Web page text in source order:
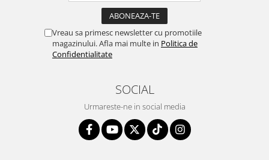
Vreau sa primesc newsletter cu promotiile
magazinului. Afla mai multe in Politica de
Confidentialitate
SOCIAL
Urmareste-ne in social media